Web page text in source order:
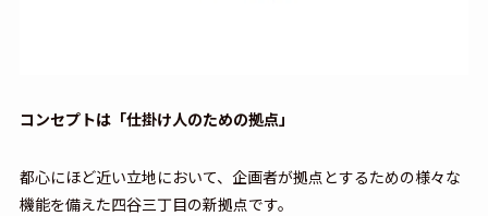
コンセプトは「仕掛け人のための拠点」
都心にほど近い立地において、企画者が拠点とするための様々な
機能を備えた四谷三丁目の新拠点です。